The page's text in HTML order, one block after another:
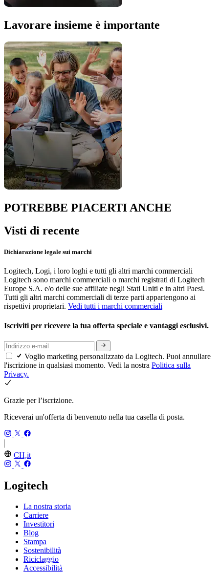
Lavorare insieme è importante
POTREBBE PIACERTI ANCHE
Visti di recente
Dichiarazione legale sui marchi
Logitech, Logi, i loro loghi e tutti gli altri marchi commerciali
Logitech sono marchi commerciali o marchi registrati di Logitech
Europe S.A. e/o delle sue affiliate negli Stati Uniti e in altri Paesi.
Tutti gli altri marchi commerciali di terze parti appartengono ai
rispettivi proprietari. Vedi tutti i marchi commerciali
Iscriviti per ricevere la tua offerta speciale e vantaggi esclusivi.
Voglio marketing personalizzato da Logitech. Puoi annullare
l'iscrizione in qualsiasi momento. Vedi la nostra Politica sulla
Privacy.
Grazie per l’iscrizione.
Riceverai un'offerta di benvenuto nella tua casella di posta.
CH,it
Logitech
La nostra storia
Carriere
Investitori
Blog
Stampa
Sostenibilità
Riciclaggio
Accessibilità